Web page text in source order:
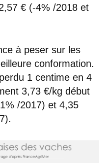
€ (-4% /2018 et
à peser sur les
conformation.
1 centime en 4
3,73 €/kg début
/2017) et 4,35